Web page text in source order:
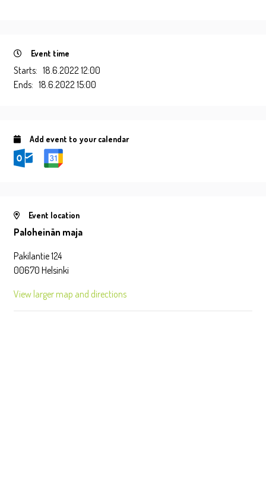
Event time
Starts: 18.6.2022 12:00
Ends: 18.6.2022 15:00
Add event to your calendar
Event location
Paloheinän maja
Pakilantie 124
00670 Helsinki
View larger map and directions